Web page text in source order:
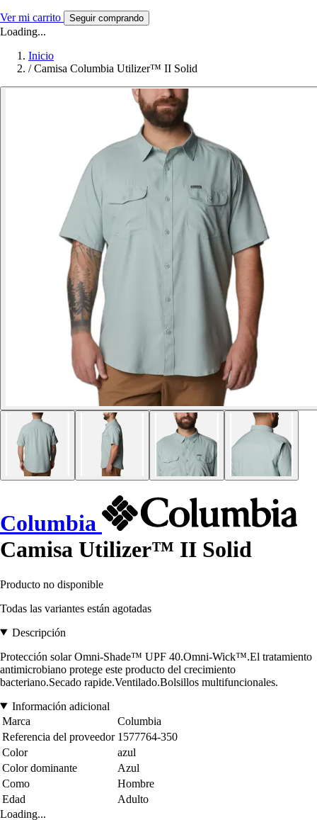
Ver mi carrito Seguir comprando
Loading...
Inicio
/ Camisa Columbia Utilizer™ II Solid
Columbia
Camisa Utilizer™ II Solid
Producto no disponible
Todas las variantes están agotadas
Descripción
Protección solar Omni-Shade™ UPF 40.Omni-Wick™.El tratamiento
antimicrobiano protege este producto del crecimiento
bacteriano.Secado rapide.Ventilado.Bolsillos multifuncionales.
Información adicional
Marca
Columbia
Referencia del proveedor 1577764-350
Color
azul
Color dominante
Azul
Como
Hombre
Edad
Adulto
Loading...